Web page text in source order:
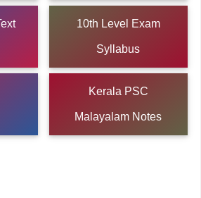
10th Level Exam
Syllabus
Kerala PSC
Malayalam Notes